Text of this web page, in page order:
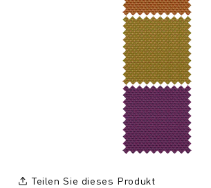
Teilen Sie dieses Produkt